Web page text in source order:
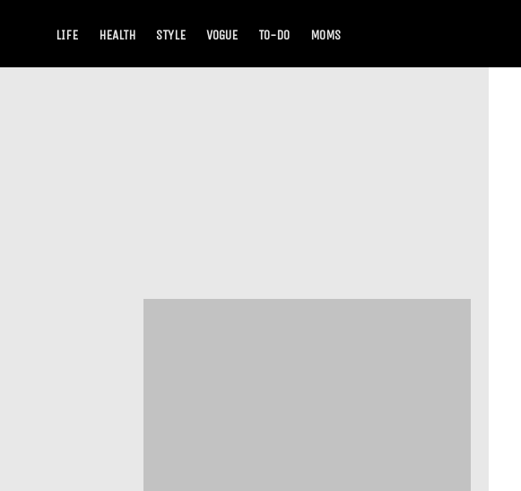
LIFE HEALTH STYLE VOGUE TO-DO MOMS